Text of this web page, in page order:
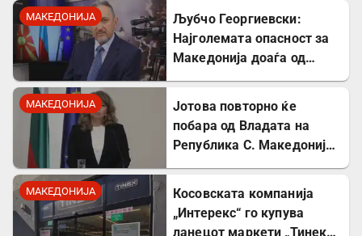
МАКЕДОНИЈА
Љубчо Георгиевски:
Најголемата опасност за
Македонија доаѓа од
МАКЕДОНИЈА
Јотова повторно ќе
побара од Владата на
Република С. Македонија
МАКЕДОНИЈА
Косовската компанија
„Интерекс“ го купува
ланецот маркети „Тинекс“